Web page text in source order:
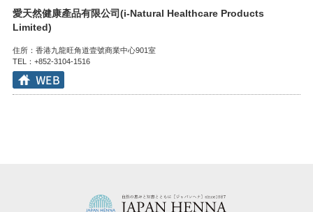
愛天然健康產品有限公司(i-Natural Healthcare Products
Limited)
住所：香港九龍旺角道壹號商業中心901室
TEL：+852-3104-1516